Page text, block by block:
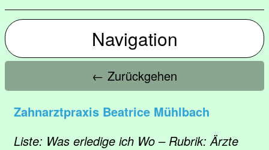
Navigation
← Zurückgehen
Zahnarztpraxis Beatrice Mühlbach
Liste: Was erledige ich Wo – Rubrik: Ärzte